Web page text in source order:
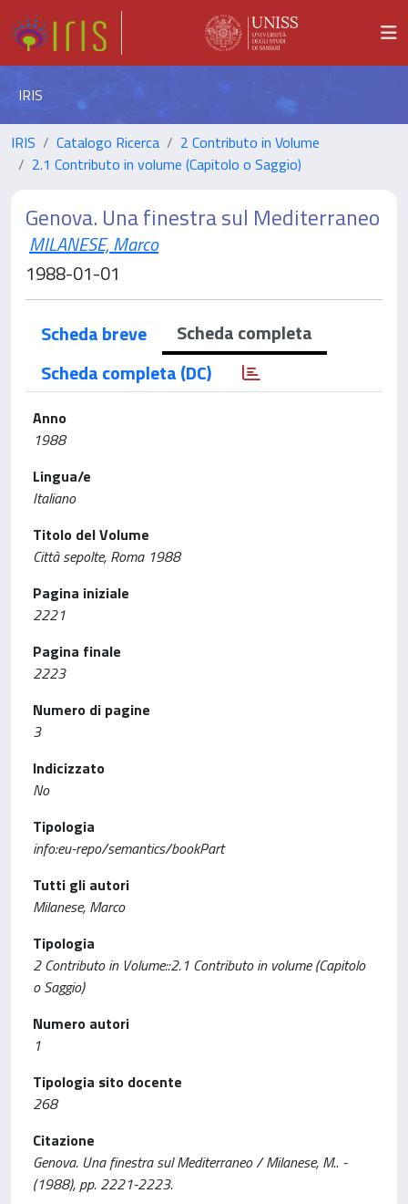
IRIS
IRIS Catalogo Ricerca
2 Contributo in Volume
2.1 Contributo in volume (Capitolo o Saggio)
Genova. Una finestra sul Mediterraneo
MILANESE, Marco
1988-01-01
Scheda breve
Scheda completa
Scheda completa (DC)
Anno
1988
Lingua/e
Italiano
Titolo del Volume
Città sepolte, Roma 1988
Pagina iniziale
2221
Pagina finale
2223
Numero di pagine
3
Indicizzato
No
Tipologia
info:eu-repo/semantics/bookPart
Tutti gli autori
Milanese, Marco
Tipologia
2 Contributo in Volume::2.1 Contributo in volume (Capitolo
o Saggio)
Numero autori
1
Tipologia sito docente
268
Citazione
Genova. Una finestra sul Mediterraneo / Milanese, M.. -
(1988), pp. 2221-2223.